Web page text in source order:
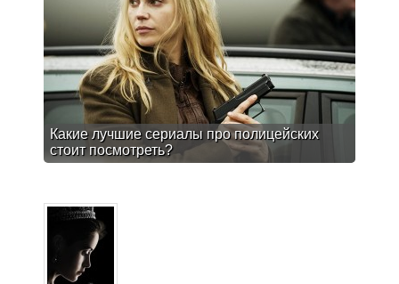
Какие лучшие сериалы про полицейских
стоит посмотреть?